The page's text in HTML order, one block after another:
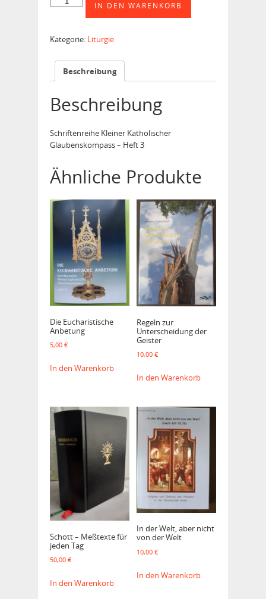
Menge
IN DEN WARENKORB
Kategorie: Liturgie
Beschreibung
Beschreibung
Schriftenreihe Kleiner Katholischer
Glaubenskompass – Heft 3
Ähnliche Produkte
Die Eucharistische
Anbetung
5,00 €
In den Warenkorb
Regeln zur
Unterscheidung der
Geister
10,00 €
In den Warenkorb
Schott – Meßtexte für
jeden Tag
50,00 €
In den Warenkorb
In der Welt, aber nicht
von der Welt
10,00 €
In den Warenkorb